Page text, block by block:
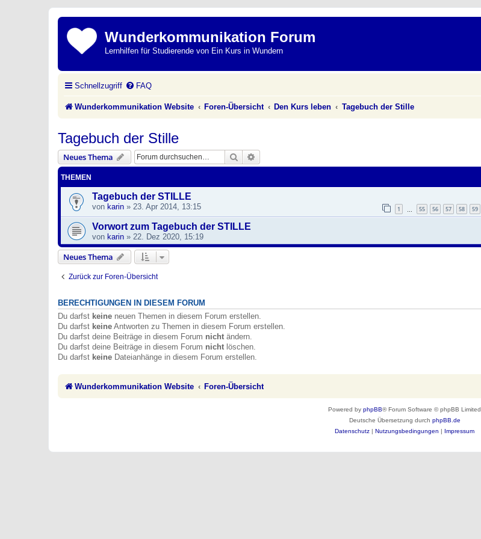
Wunderkommunikation Forum
Lernhilfen für Studierende von Ein Kurs in Wundern
Schnellzugriff FAQ
Wunderkommunikation Website Foren-Übersicht Den Kurs leben Tagebuch der Stille
Tagebuch der Stille
Neues Thema Suche
THEMEN
Tagebuch der STILLE
von karin » 23. Apr 2014, 13:15 1 55 56 57 58 59
Vorwort zum Tagebuch der STILLE
von karin » 22. Dez 2020, 15:19
Neues Thema
Zurück zur Foren-Übersicht
BERECHTIGUNGEN IN DIESEM FORUM
Du darfst keine neuen Themen in diesem Forum erstellen.
Du darfst keine Antworten zu Themen in diesem Forum erstellen.
Du darfst deine Beiträge in diesem Forum nicht ändern.
Du darfst deine Beiträge in diesem Forum nicht löschen.
Du darfst keine Dateianhänge in diesem Forum erstellen.
Wunderkommunikation Website Foren-Übersicht
Powered by phpBB® Forum Software © phpBB Limited
Deutsche Übersetzung durch phpBB.de
Datenschutz | Nutzungsbedingungen | Impressum